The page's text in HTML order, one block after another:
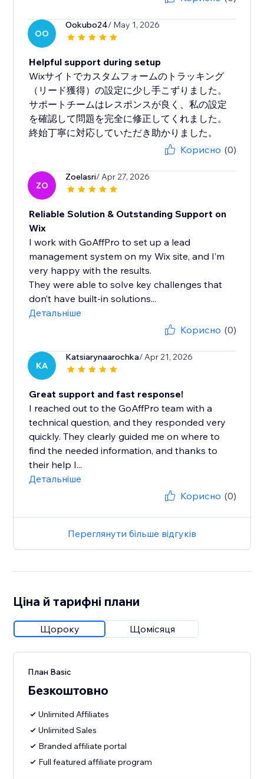
OO
Ookubo24/ May 1, 2026
Helpful support during setup
Wixサイトでカスタムフォームのトラッキング
（リード獲得）の設定に少し手こずりました。
サポートチームはレスポンスが良く、私の設定
を確認して問題を完全に修正してくれました。
終始丁寧に対応していただき助かりました。
Корисно (0)
ZO
Zoelasri/ Apr 27, 2026
Reliable Solution & Outstanding Support on
Wix
I work with GoAffPro to set up a lead
management system on my Wix site, and I’m
very happy with the results.
They were able to solve key challenges that
don’t have built-in solutions...
Детальніше
Корисно (0)
KA
Katsiarynaarochka/ Apr 21, 2026
Great support and fast response!
I reached out to the GoAffPro team with a
technical question, and they responded very
quickly. They clearly guided me on where to
find the needed information, and thanks to
their help I...
Детальніше
Корисно (0)
Переглянути більше відгуків
Ціна й тарифні плани
Щороку Щомісяця
План Basic
Безкоштовно
Unlimited Affiliates
Unlimited Sales
Branded affiliate portal
Full featured affiliate program